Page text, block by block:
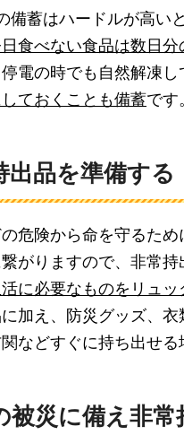
備蓄はハードルが高い
食べない食品は数日分
電の時でも自然解凍
ておく ことも備蓄です
出品を準備する
危険から命を守るた
がりますので、非常持
に必要なものをリュッ
加え、防災グッズ、
などすぐに持ち出せ
被災に備え非常